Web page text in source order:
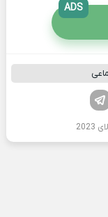
ADS
لینکدین